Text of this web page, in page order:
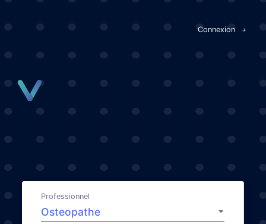
Connexion
Professionnel